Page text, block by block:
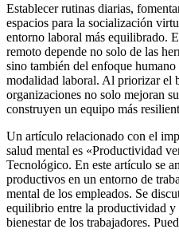
Establecer rutinas diarias,
espacios para la socialización
entorno laboral más equilibrado.
remoto depende no solo de las
sino también del enfoque humano
modalidad laboral. Al priorizar el
organizaciones no solo mejoran
construyen un equipo más
Un artículo relacionado con el
salud mental es «Productividad
Tecnológico. En este artículo se
productivos en un entorno de
mental de los empleados. Se
equilibrio entre la productividad y
bienestar de los trabajadores.